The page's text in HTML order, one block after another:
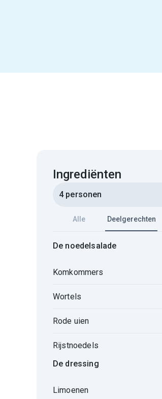
Ingrediënten
4 personen
Alle Deelgerechten
De noedelsalade
Komkommers
Wortels
Rode uien
Rijstnoedels
De dressing
Limoenen